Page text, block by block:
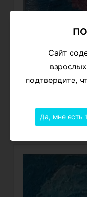
Сайт
подтвердите,
Да, мне есть